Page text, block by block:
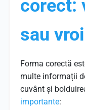
corect:
sau
Forma corectă
multe informații
cuvânt și
importante: